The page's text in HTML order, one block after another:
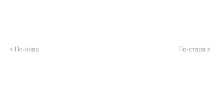
По-нова По-стара